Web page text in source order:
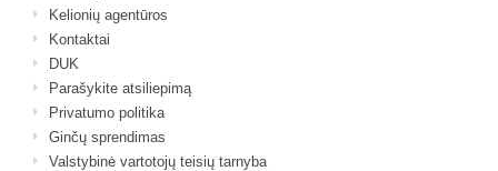
Kelionių agentūros
Kontaktai
DUK
Parašykite atsiliepimą
Privatumo politika
Ginčų sprendimas
Valstybinė vartotojų teisių tarnyba